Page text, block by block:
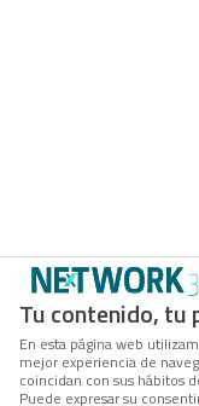
Tu contenido, tu
En esta página web
mejor experiencia de
coincidan con sus hábitos
Puede expresar su